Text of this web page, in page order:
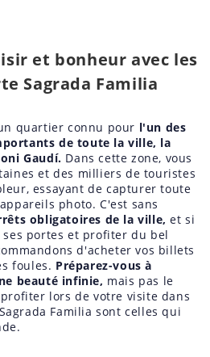
et bonheur avec les
Sagrada Familia
quartier connu pour l'un des
de toute la ville, la
Gaudí. Dans cette zone, vous
et des milliers de touristes
essayant de capturer toute
photo. C'est sans
obligatoires de la ville, et si
portes et profiter du bel
d'acheter vos billets
foules. Préparez-vous à
beauté infinie, mais pas le
lors de votre visite dans
Familia sont celles qui